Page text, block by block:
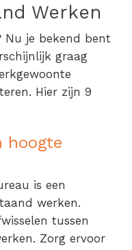
Werken
Nu je bekend bent
graag
Hier zijn 9
hoogte
is een
werken.
tussen
Zorg ervoor